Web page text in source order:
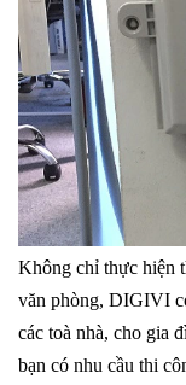
Không chỉ thực hiện
văn phòng, DIGIVI
các toà nhà, cho gia
bạn có nhu cầu thi